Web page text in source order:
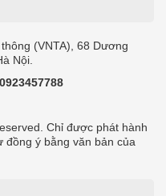
(VNTA), 68 Dương
Nội.
0923457788
Chỉ được phát hành
đồng ý bằng văn bản của